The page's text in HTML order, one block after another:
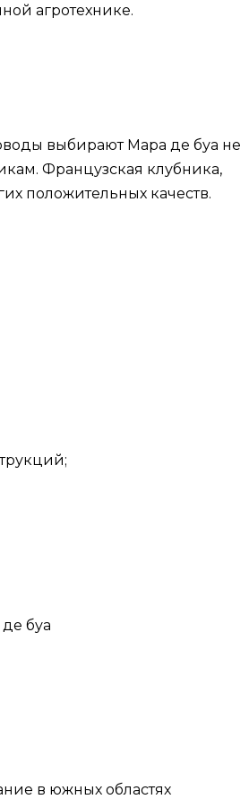
агротехнике.
выбирают Мара де буа не
Французская клубника,
положительных качеств.
в южных областях